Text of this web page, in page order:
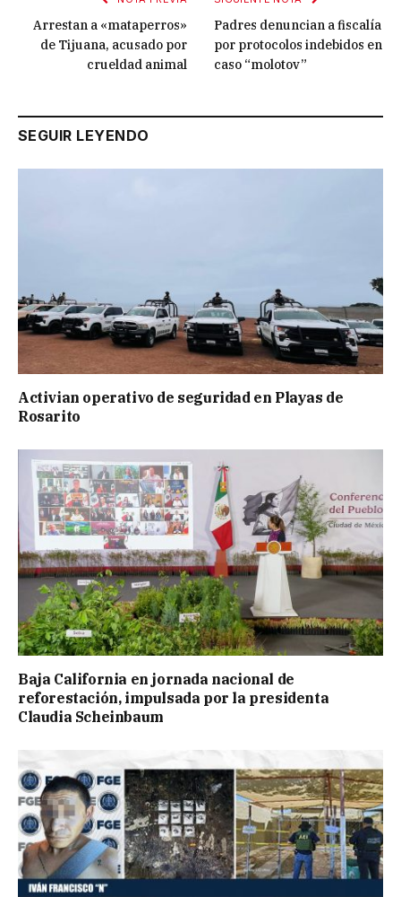
Arrestan a «mataperros»
de Tijuana, acusado por
crueldad animal
Padres denuncian a fiscalía
por protocolos indebidos en
caso “molotov”
SEGUIR LEYENDO
Activian operativo de seguridad en Playas de
Rosarito
Baja California en jornada nacional de
reforestación, impulsada por la presidenta
Claudia Scheinbaum